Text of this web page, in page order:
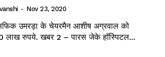
- Nov 23, 2020
उमरड़ा के चेयरमैन आशीष अग्रवाल को
जान से मारने की धमकी,मांगे 50 लाख रुपये. खबर 2 – पारस जेके हॉस्पिटल...